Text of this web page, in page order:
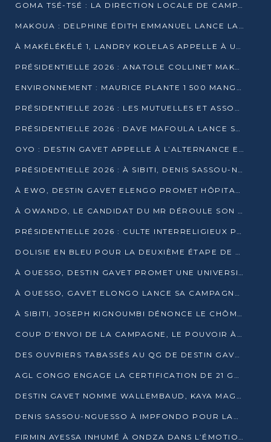
GOMA TSÉ-TSÉ : LA DIRECTION LOCALE DE CAMPAGNE INTENSIFIE LA SENSIBILISATION DANS LES VILLAGES
MAKOUA : DELPHINE ÉDITH EMMANUEL LANCE LA CAMPAGNE POUR DENIS SASSOU-N’GUESSO
À MAKÉLÉKÉLÉ 1, LANDRY KOLELAS APPELLE À UNE MOBILISATION MASSIVE EN FAVEUR DE DENIS SASSOU-N’GUESSO
PRÉSIDENTIELLE 2026 : ANATOLE COLLINET MAKOSSO DÉFEND LE PROJET DE SOCIÉTÉ DE DENIS SASSOU NGUESSO
ENVIRONNEMENT : MAURICE PLANTE 1 500 MANGROVES POUR HONORER WANGARI MAATHAI
PRÉSIDENTIELLE 2026 : LES MUTUELLES ET ASSOCIATIONS S’IMPLIQUENT DANS LA CAMPAGNE ÉLECTORALE À TIÉ-TIÉ 2 (POINTE-NOIRE)
PRÉSIDENTIELLE 2026 : DAVE MAFOULA LANCE SA « VAGUE DU NOUVEAU DÉPART » À IMPFONDO
OYO : DESTIN GAVET APPELLE À L’ALTERNANCE ET À LA RESPONSABILITÉ DE LA JEUNESSE
PRÉSIDENTIELLE 2026 : À SIBITI, DENIS SASSOU-N’GUESSO PARIE SUR LES RESSOURCES DE LA LEKOUMOU
À EWO, DESTIN GAVET ELENGO PROMET HÔPITAL, CHEMIN DE FER ET AUDIT DES FINANCES PUBLIQUES
À OWANDO, LE CANDIDAT DU MR DÉROULE SON PROGRAMME DE “CHANGEMENT”
PRÉSIDENTIELLE 2026 : CULTE INTERRELIGIEUX POUR LA PAIX À OUENZÉ
DOLISIE EN BLEU POUR LA DEUXIÈME ÉTAPE DE CAMPAGNE DE DSN
À OUESSO, DESTIN GAVET PROMET UNE UNIVERSITÉ POUR LA SANGHA
À OUESSO, GAVET ELONGO LANCE SA CAMPAGNE SOUS LE SIGNE DU RENOUVEAU
À SIBITI, JOSEPH KIGNOUMBI DÉNONCE LE CHÔMAGE ET LES DÉFAILLANCES DE L’ÉTAT
COUP D’ENVOI DE LA CAMPAGNE, LE POUVOIR À POINTE-NOIRE, L’OPPOSITION À OUESSO ET SIBITI
DES OUVRIERS TABASSÉS AU QG DE DESTIN GAVET À 24 HEURES DE L’OUVERTURE DE LA CAMPAGNE
AGL CONGO ENGAGE LA CERTIFICATION DE 21 GRUTIERS AUX NORMES INTERNATIONALES
DESTIN GAVET NOMME WALLEMBAUD, KAYA MAGANE, BOUDZIKA ET MBOUSSA-ELLAH AUX COMMANDES DE SA CAMPAGNE
DENIS SASSOU-NGUESSO À IMPFONDO POUR LANCER LE CORRIDOR 13
FIRMIN AYESSA INHUMÉ À ONDZA DANS L’ÉMOTION ET LE RECUEILLEMENT